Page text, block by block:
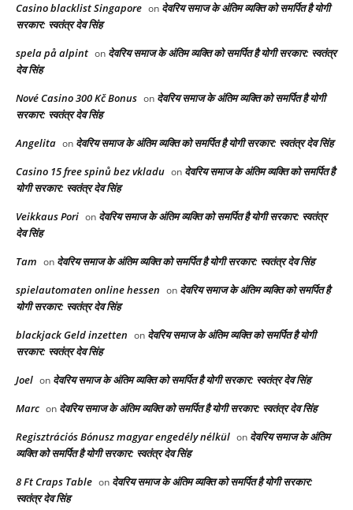
Casino blacklist Singapore on देवरिय समाज के अंतिम व्यक्ति को समर्पित है योगी
सरकार: स्वतंत्र देव सिंह
spela på alpint on देवरिय समाज के अंतिम व्यक्ति को समर्पित है योगी सरकार: स्वतंत्र
देव सिंह
Nové Casino 300 Kč Bonus on देवरिय समाज के अंतिम व्यक्ति को समर्पित है योगी
सरकार: स्वतंत्र देव सिंह
Angelita on देवरिय समाज के अंतिम व्यक्ति को समर्पित है योगी सरकार: स्वतंत्र देव सिंह
Casino 15 free spinů bez vkladu on देवरिय समाज के अंतिम व्यक्ति को समर्पित है
योगी सरकार: स्वतंत्र देव सिंह
Veikkaus Pori on देवरिय समाज के अंतिम व्यक्ति को समर्पित है योगी सरकार: स्वतंत्र
देव सिंह
Tam on देवरिय समाज के अंतिम व्यक्ति को समर्पित है योगी सरकार: स्वतंत्र देव सिंह
spielautomaten online hessen on देवरिय समाज के अंतिम व्यक्ति को समर्पित है
योगी सरकार: स्वतंत्र देव सिंह
blackjack Geld inzetten on देवरिय समाज के अंतिम व्यक्ति को समर्पित है योगी
सरकार: स्वतंत्र देव सिंह
Joel on देवरिय समाज के अंतिम व्यक्ति को समर्पित है योगी सरकार: स्वतंत्र देव सिंह
Marc on देवरिय समाज के अंतिम व्यक्ति को समर्पित है योगी सरकार: स्वतंत्र देव सिंह
Regisztrációs Bónusz magyar engedély nélkül on देवरिय समाज के अंतिम
व्यक्ति को समर्पित है योगी सरकार: स्वतंत्र देव सिंह
8 Ft Craps Table on देवरिय समाज के अंतिम व्यक्ति को समर्पित है योगी सरकार:
स्वतंत्र देव सिंह